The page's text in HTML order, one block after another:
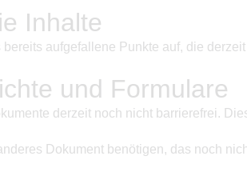
Inhalte
aufgefallene Punkte auf, die
und Formulare
derzeit noch nicht barrierefrei.
Dokument benötigen, das noch